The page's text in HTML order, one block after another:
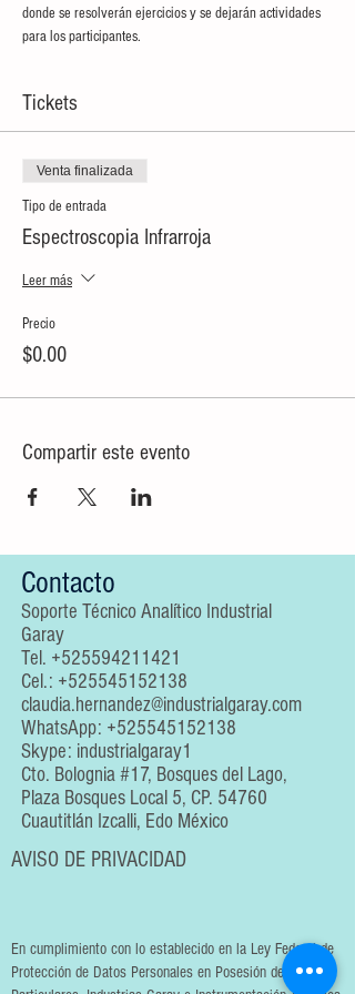
donde se resolverán ejercicios y se dejarán actividades
para los participantes.
Tickets
Venta finalizada
Tipo de entrada
Espectroscopia Infrarroja
Leer más
Precio
$0.00
Compartir este evento
Contacto
Soporte Técnico Analítico Industrial
Garay
Tel. +525594211421
Cel.: +525545152138
claudia.hernandez@industrialgaray.com
WhatsApp: +525545152138
Skype: industrialgaray1
Cto. Bolognia #17, Bosques del Lago,
Plaza Bosques Local 5, CP. 54760
Cuautitlán Izcalli, Edo México
AVISO DE PRIVACIDAD
En cumplimiento con lo establecido en la Ley Federal de
Protección de Datos Personales en Posesión de los